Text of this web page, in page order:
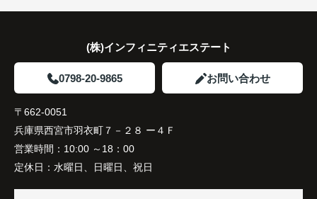
住み替え後は家族それぞれの通勤・通学時間が短く
家族全員にとって、将来を見据えた良い選択だった
(株)インフィニティエステート
0798-20-9865 お問い合わせ
〒662-0051
兵庫県西宮市羽衣町７－２８ ー４Ｆ
営業時間： 10:00 ～18：00
定休日： 水曜日、日曜日、祝日